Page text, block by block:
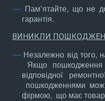
Пам’ятайте, що не
гарантія.
ВИНИКЛИ
Незалежно від того,
Якщо
відповідної
пошкодженнями
фірмою, що має